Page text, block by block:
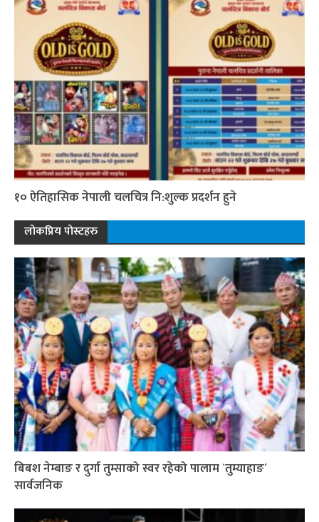
१० ऐतिहासिक नेपाली चलचित्र नि:शुल्क प्रदर्शन हुने
लोकप्रिय पोस्टहरु
बिबश नेम्बाङ र दुर्गा तुम्साको स्वर रहेको पालाम `तुम्याहाङ´
सार्वजनिक